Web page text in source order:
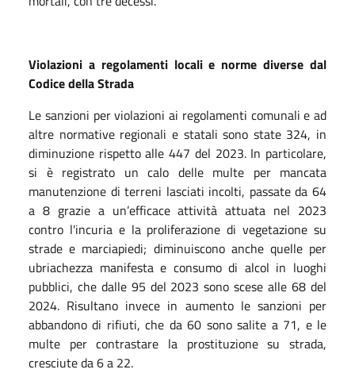
Violazioni a regolamenti locali e norme diverse dal
Codice della Strada
Le sanzioni per violazioni ai regolamenti comunali e ad
altre normative regionali e statali sono state 324, in
diminuzione rispetto alle 447 del 2023. In particolare,
si è registrato un calo delle multe per mancata
manutenzione di terreni lasciati incolti, passate da 64
a 8 grazie a un’efficace attività attuata nel 2023
contro l'incuria e la proliferazione di vegetazione su
strade e marciapiedi; diminuiscono anche quelle per
ubriachezza manifesta e consumo di alcol in luoghi
pubblici, che dalle 95 del 2023 sono scese alle 68 del
2024. Risultano invece in aumento le sanzioni per
abbandono di rifiuti, che da 60 sono salite a 71, e le
multe per contrastare la prostituzione su strada,
cresciute da 6 a 22.